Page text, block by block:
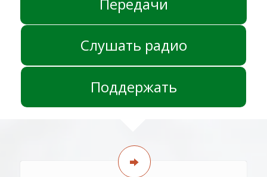
Слушать радио
Поддержать